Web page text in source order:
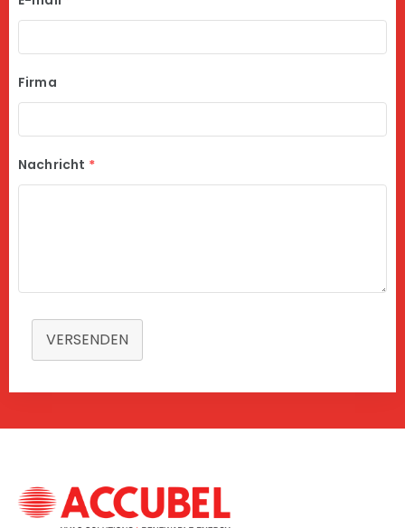
Firma
Nachricht *
VERSENDEN